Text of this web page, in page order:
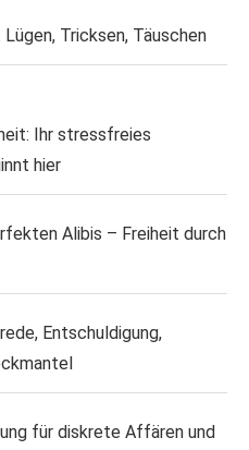
Lügen, Tricksen, Täuschen
Ihr stressfreies
hier
Alibis – Freiheit durch
Entschuldigung,
für diskrete Affären und